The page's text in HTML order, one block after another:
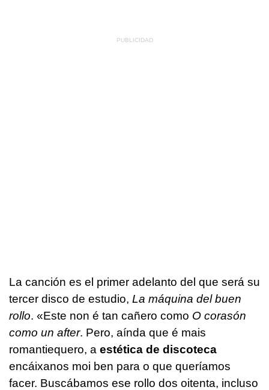
La canción es el primer adelanto del que será su
tercer disco de estudio, La máquina del buen
rollo. «Este non é tan cañero como O corasón
como un after. Pero, aínda que é mais
romantiequero, a estética de discoteca
encáixanos moi ben para o que queríamos
facer. Buscábamos ese rollo dos oitenta, incluso